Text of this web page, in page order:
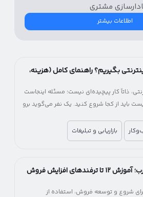
مشتری
اطلاعات بیشتر
بگیریم؟ راهنمای کامل (هزینه،
ذاتاً کار پیچیده‌ای نیست؛ مسئله اینجاست
باید از کجا شروع کنید. یک نفر می‌گوید برو
اصلاً لازم نیست. آخرش هم می‌مانید بین
کدام انتخاب درست‌تری است.
بازاریابی و تبلیغات
صفر تا صد فروش در ترب؛ آموزش ۱۲ تا ترفندهای افزایش فروش
شروع و توسعه فروش، استفاده از